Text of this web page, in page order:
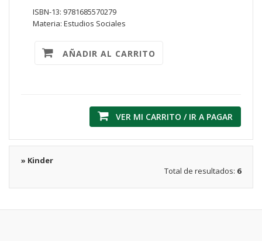
ISBN-13: 9781685570279
Materia: Estudios Sociales
AÑADIR AL CARRITO
VER MI CARRITO / IR A PAGAR
» Kinder
Total de resultados: 6